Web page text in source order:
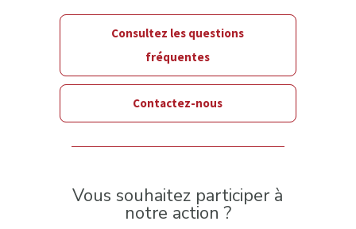
Consultez les questions
fréquentes
Contactez-nous
Vous souhaitez participer à
notre action ?